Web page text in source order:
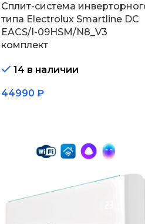
Сплит-система
типа Electrolux Smartline DC
EACS/I-09HSM/N8_V3
комплект
14 в наличии
44990 ₽